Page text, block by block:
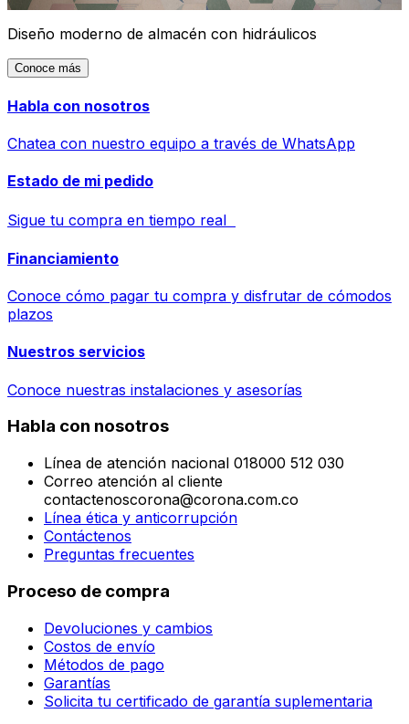
Diseño moderno de almacén con hidráulicos
Conoce más
Habla con nosotros
Chatea con nuestro equipo a través de WhatsApp
Estado de mi pedido
Sigue tu compra en tiempo real
Financiamiento
Conoce cómo pagar tu compra y disfrutar de cómodos
plazos
Nuestros servicios
Conoce nuestras instalaciones y asesorías
Habla con nosotros
Línea de atención nacional 018000 512 030
Correo atención al cliente
contactenoscorona@corona.com.co
Línea ética y anticorrupción
Contáctenos
Preguntas frecuentes
Proceso de compra
Devoluciones y cambios
Costos de envío
Métodos de pago
Garantías
Solicita tu certificado de garantía suplementaria